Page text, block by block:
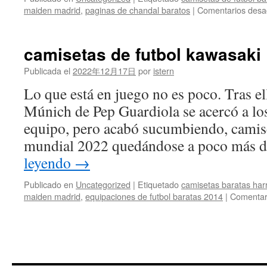
maiden madrid, paginas de chandal baratos | Comentarios
camisetas de futbol kawasaki
Publicada el 2022年12月17日 por istern
Lo que está en juego no es poco. Tras
Múnich de Pep Guardiola se acercó a
equipo, pero acabó sucumbiendo,
mundial 2022 quedándose a poco
leyendo →
Publicado en Uncategorized | Etiquetadocamisetas baratas
maiden madrid, equipaciones de futbol baratas 2014 |